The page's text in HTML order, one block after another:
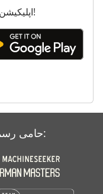
اپلیکیشن شماره ۱ برای ماشین‌آلات دست دوم!
Machine-Seeker.ir حامی رسمی: